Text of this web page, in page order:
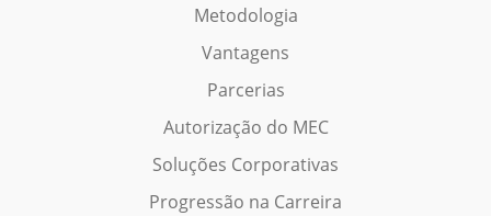
Metodologia
Vantagens
Parcerias
Autorização do MEC
Soluções Corporativas
Progressão na Carreira